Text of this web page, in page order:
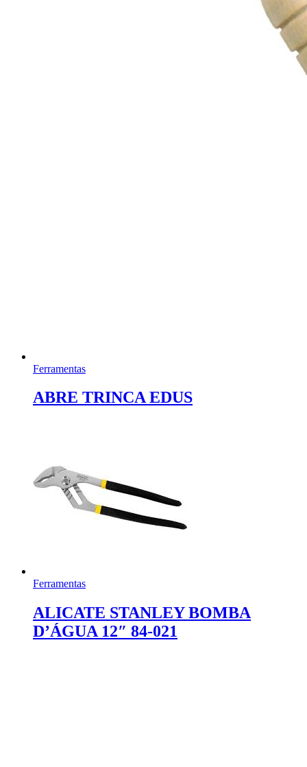
Ferramentas
ABRE TRINCA EDUS
Ferramentas
ALICATE STANLEY BOMBA
D’ÁGUA 12″ 84-021